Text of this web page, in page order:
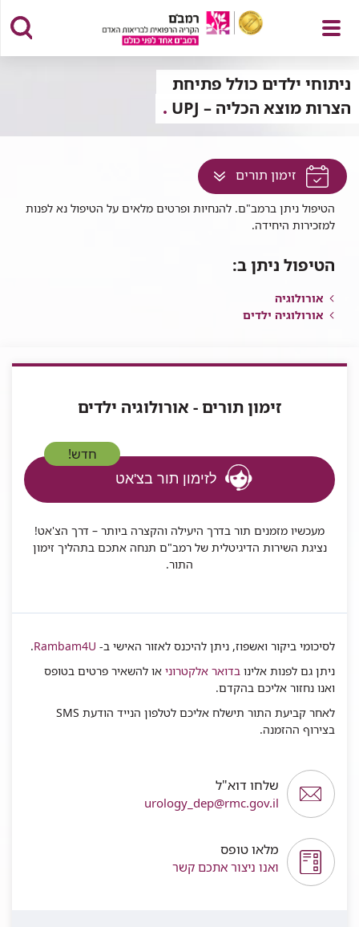
פתח
תפריט
ניתוחי ילדים כולל פתיחת
הצרות מוצא הכליה – UPJ
זימון תוריםלחץ
למעבר
לתוכן
הטיפול ניתן ברמב"ם. להנחיות ופרטים מלאים על הטיפול נא לפנות
למזכירות היחידה.
הטיפול ניתן ב:
אורולוגיה
אורולוגיה ילדים
זימון תורים - אורולוגיה ילדים
חדש!
לזימון תור בצ'אט
מעכשיו מזמנים תור בדרך היעילה והקצרה ביותר – דרך הצ'אט!
נציגת השירות הדיגיטלית של רמב"ם תנחה אתכם בתהליך זימון
התור.
לסיכומי ביקור ואשפוז, ניתן להיכנס לאזור האישי ב- Rambam4U
.
ניתן גם לפנות אלינו בדואר אלקטרוני או להשאיר פרטים בטופס
ואנו נחזור אליכם בהקדם.
לאחר קביעת התור תישלח אליכם לטלפון הנייד הודעת SMS
בצירוף ההזמנה.
שלחו דוא"ל
urology_dep@rmc.gov.il
מלאו טופס
ואנו ניצור אתכם קשר